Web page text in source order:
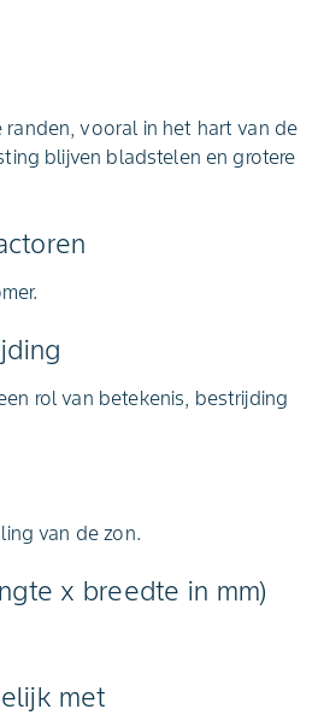
randen, vooral in het hart van de
blijven bladstelen en grotere
rol van betekenis, bestrijding
van de zon.
x breedte in mm)
met